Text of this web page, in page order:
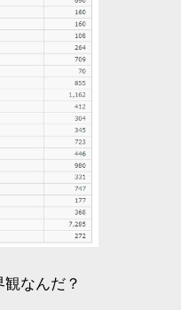
なんだ？